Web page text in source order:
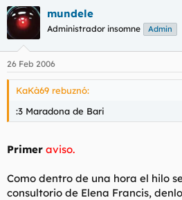
mundele
Administrador insomne Admin
26 Feb 2006
KaKà69 rebuznó:
:3 Maradona de Bari
Primer aviso.
Como dentro de una hora el hilo
consultorio de Elena Francis,